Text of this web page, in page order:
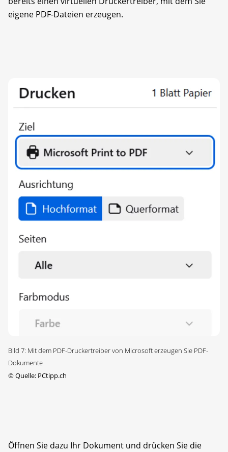
eigene PDF-Dateien erzeugen.
Bild 7: Mit dem PDF-Druckertreiber von Microsoft erzeugen Sie PDF-
Dokumente
©Quelle: PCtipp.ch
Öffnen Sie dazu Ihr Dokument und drücken Sie die